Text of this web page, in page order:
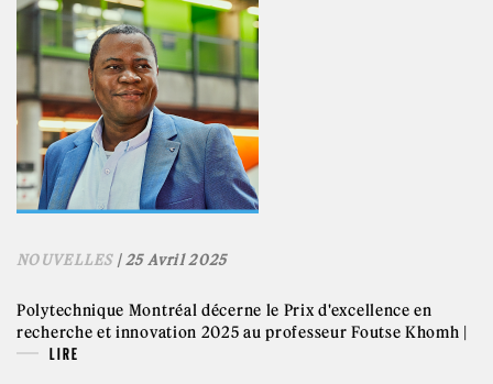
NOUVELLES| 25 Avril 2025
Polytechnique Montréal décerne le Prix d'excellence en
recherche et innovation 2025 au professeur Foutse Khomh |
LIRE